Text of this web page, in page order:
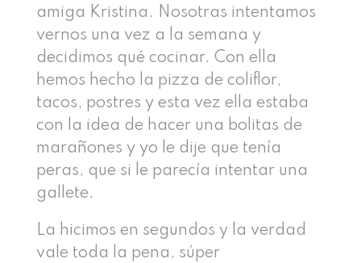
amiga Kristina. Nosotras intentamos
vernos una vez a la semana y
decidimos qué cocinar. Con ella
hemos hecho la pizza de coliflor,
tacos, postres y esta vez ella estaba
con la idea de hacer una bolitas de
marañones y yo le dije que tenía
peras, que si le parecía intentar una
gallete.
La hicimos en segundos y la verdad
vale toda la pena, súper